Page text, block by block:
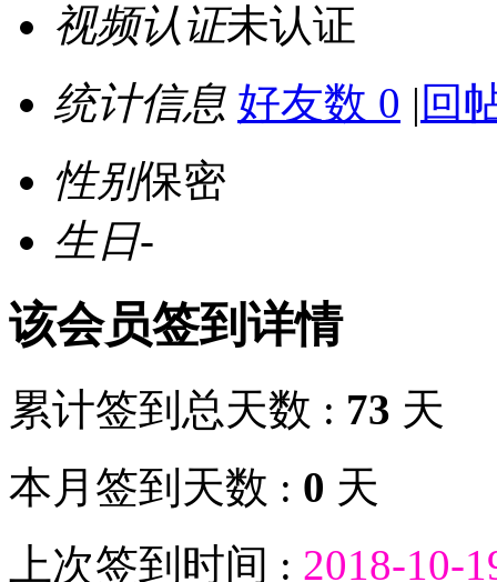
视频认证未认证
统计信息 好友数 0 | 回
性别保密
生日-
该会员签到详情
累计签到总天数 : 73 天
本月签到天数 : 0 天
上次签到时间 : 2018-10-